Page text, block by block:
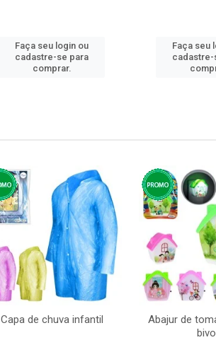
Faça seu login ou
cadastre-se para
comprar.
Faça seu
cadastre-
Capa de chuva infantil
Abajur de